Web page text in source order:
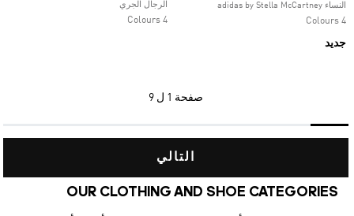
النساء adidas by Stella McCartney
4 Colours
جديد
الرجال الجري
4 Colours
صفحة 1 ل 9
التالي
OUR CLOTHING AND SHOE CATEGORIES